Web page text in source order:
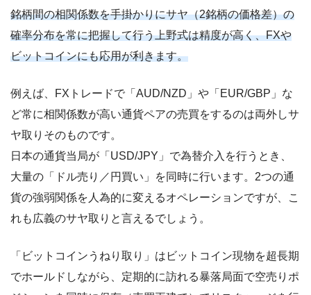
銘柄間の相関係数を手掛かりにサヤ（2銘柄の価格差）の
確率分布を常に把握して行う上野式は精度が高く、FXや
ビットコインにも応用が利きます。
例えば、FXトレードで「AUD/NZD」や「EUR/GBP」な
ど常に相関係数が高い通貨ペアの売買をするのは両外しサ
ヤ取りそのものです。
日本の通貨当局が「USD/JPY」で為替介入を行うとき、
大量の「ドル売り／円買い」を同時に行います。2つの通
貨の強弱関係を人為的に変えるオペレーションですが、こ
れも広義のサヤ取りと言えるでしょう。
「ビットコインうねり取り」はビットコイン現物を超長期
でホールドしながら、定期的に訪れる暴落局面で空売りポ